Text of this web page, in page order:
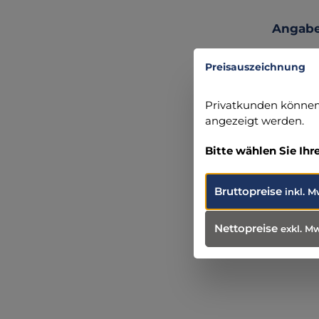
Vienna
+43 141
Preisauszeichnung
Privatkunden
angezeigt werden.
Bitte wählen Sie
Bruttopreise inkl.
Nettopreise exkl.